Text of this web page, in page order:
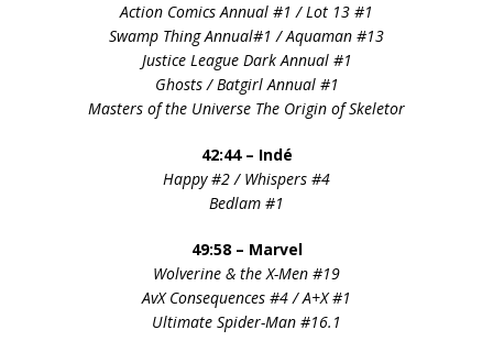
Action Comics Annual #1 / Lot 13 #1
Swamp Thing Annual#1 / Aquaman #13
Justice League Dark Annual #1
Ghosts / Batgirl Annual #1
Masters of the Universe The Origin of Skeletor
42:44 – Indé
Happy #2 / Whispers #4
Bedlam #1
49:58 – Marvel
Wolverine & the X-Men #19
AvX Consequences #4 / A+X #1
Ultimate Spider-Man #16.1